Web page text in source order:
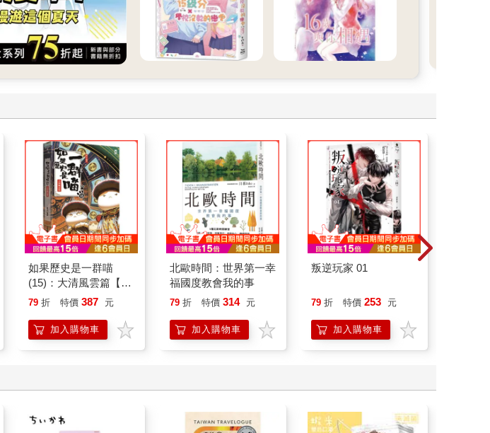
如果歷史是一群喵
(15)：大清風雲篇【萌
貓漫畫學歷史】
79 折 特價 387 元
加入購物車
北歐時間：世界第一幸
福國度教會我的事
79 折 特價 314 元
加入購物車
叛逆玩家 01
79 折 特價 253 元
加入購物車